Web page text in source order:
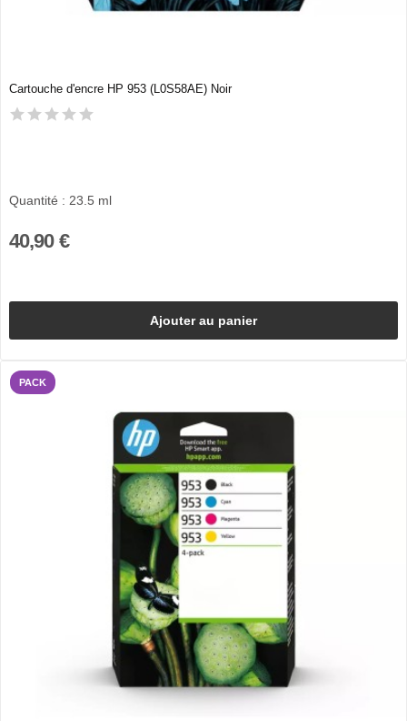
Cartouche d'encre HP 953 (L0S58AE) Noir
Quantité : 23.5 ml
40,90 €
Ajouter au panier
PACK